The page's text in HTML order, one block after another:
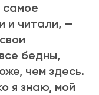
самое
и читали, —
бедны,
чем здесь.
я знаю, мой